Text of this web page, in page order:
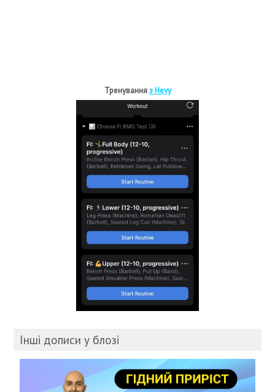
Тренуванняз Hevy
Інші дописи у блозі